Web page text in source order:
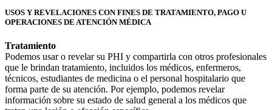
USOS Y REVELACIONES CON FINES DE TRATAMIENTO, PAGO U
OPERACIONES DE ATENCIÓN MÉDICA
Tratamiento
Podemos usar o revelar su PHI y compartirla con otros profesionales
que le brindan tratamiento, incluidos los médicos, enfermeros,
técnicos, estudiantes de medicina o el personal hospitalario que
forma parte de su atención. Por ejemplo, podemos revelar
información sobre su estado de salud general a los médicos que